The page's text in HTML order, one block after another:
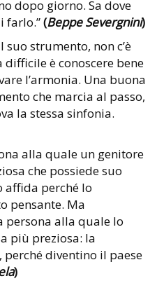
dopo giorno. Sa dove
farlo.”(Beppe Severgnini)
strumento, non c’è
difficile è conoscere bene
l’armonia. Una buona
che marcia al passo,
la stessa sinfonia.
alla quale un genitore
che possiede suo
affida perché lo
pensante. Ma
persona alla quale lo
più preziosa: la
diventino il paese
)